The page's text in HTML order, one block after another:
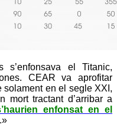
el Titanic,
CEAR va aprofitar
solament en el segle XXI,
mort tractant d’arribar a
enfonsat en el